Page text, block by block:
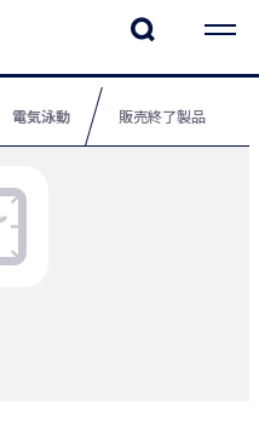
電気泳動 販売終了製品